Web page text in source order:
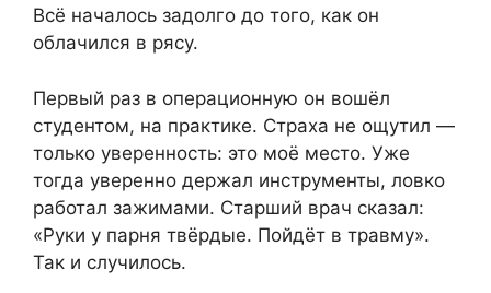
Всё началось задолго до того, как он
облачился в рясу.
Первый раз в операционную он вошёл
студентом, на практике. Страха не ощутил —
только уверенность: это моё место. Уже
тогда уверенно держал инструменты, ловко
работал зажимами. Старший врач сказал:
«Руки у парня твёрдые. Пойдёт в травму».
Так и случилось.